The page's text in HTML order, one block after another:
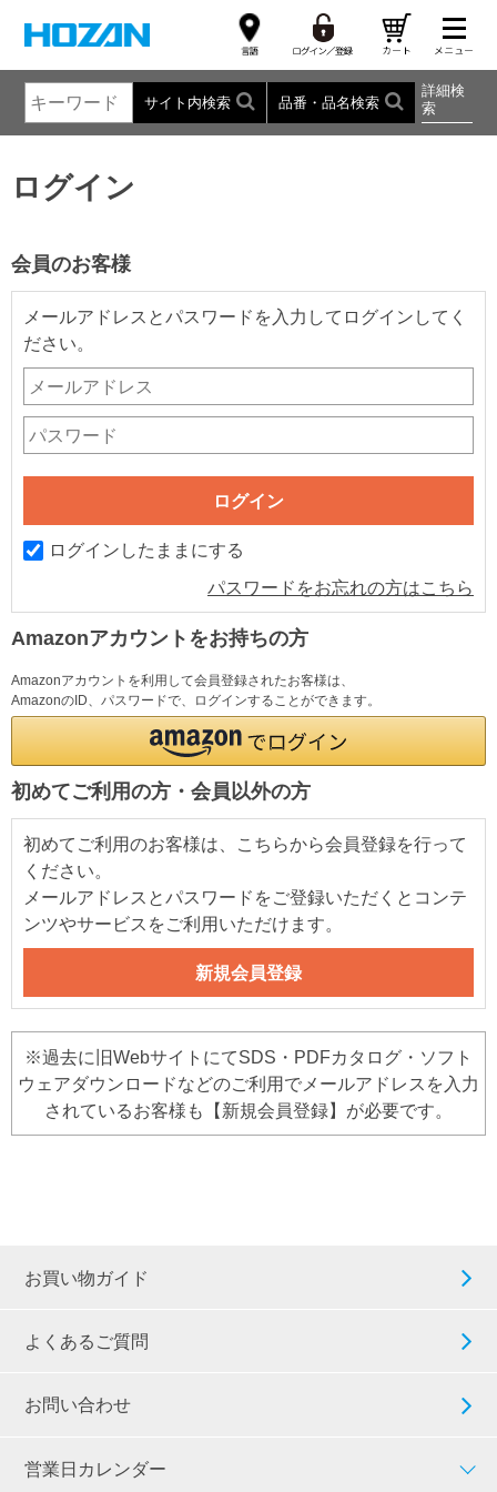
サイト内検索 品番・品名検索
詳細検
索
ログイン
会員のお客様
メールアドレスとパスワードを入力してログインしてく
ださい。
ログインしたままにする
パスワードをお忘れの方はこちら
Amazonアカウントをお持ちの方
Amazonアカウントを利用して会員登録されたお客様は、
AmazonのID、パスワードで、ログインすることができます。
初めてご利用の方・会員以外の方
初めてご利用のお客様は、こちらから会員登録を行って
ください。
メールアドレスとパスワードをご登録いただくとコンテ
ンツやサービスをご利用いただけます。
※過去に旧WebサイトにてSDS・PDFカタログ・ソフト
ウェアダウンロードなどのご利用でメールアドレスを入力
されているお客様も【新規会員登録】が必要です。
お買い物ガイド
よくあるご質問
お問い合わせ
営業日カレンダー